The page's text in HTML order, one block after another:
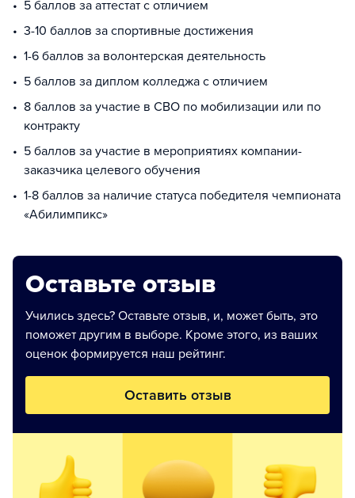
5 баллов за аттестат с отличием
3-10 баллов за спортивные достижения
1-6 баллов за волонтерская деятельность
5 баллов за диплом колледжа с отличием
8 баллов за участие в СВО по мобилизации или по
контракту
5 баллов за участие в мероприятиях компании-
заказчика целевого обучения
1-8 баллов за наличие статуса победителя чемпионата
«Абилимпикс»
Оставьте отзыв
Учились здесь? Оставьте отзыв, и, может быть, это
поможет другим в выборе. Кроме этого, из ваших
оценок формируется наш рейтинг.
Оставить отзыв